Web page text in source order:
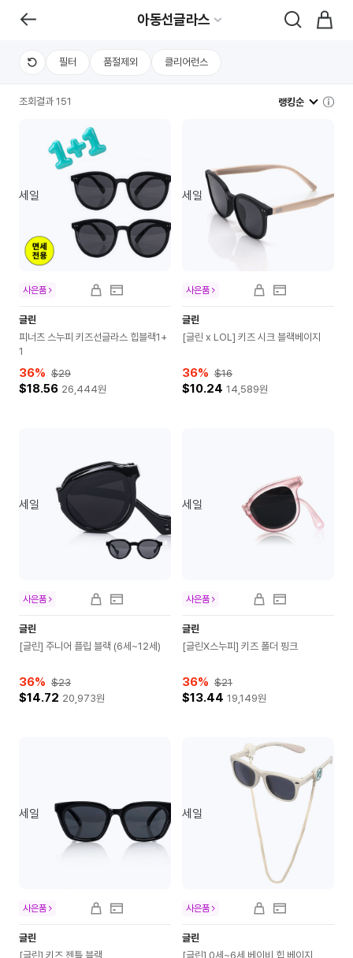
아동선글라스
필터 품절제외 클리어런스
조회결과 151 랭킹순
세일
글린
피너츠 스누피 키즈선글라스 힙블랙1+
1
36% $29
$18.56 26,444원
사은품
세일
글린
[글린 x LOL] 키즈 시크 블랙베이지
36% $16
$10.24 14,589원
사은품
세일
글린
[글린] 주니어 플립 블랙 (6세~12세)
36% $23
$14.72 20,973원
사은품
세일
글린
[글린X스누피] 키즈 폴더 핑크
36% $21
$13.44 19,149원
사은품
세일
글린
[글린] 키즈 젠틀 블랙
사은품
세일
글린
[글린] 0세~6세 베이비 힙 베이지
사은품